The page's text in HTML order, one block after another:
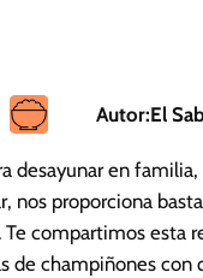
Autor:El
desayunar en
nos proporciona
Te compartimos esta
de champiñones con